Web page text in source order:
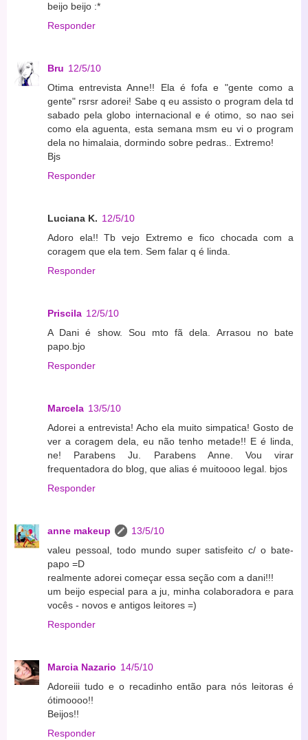
beijo beijo :*
Responder
Bru 12/5/10
Otima entrevista Anne!! Ela é fofa e "gente como a
gente" rsrsr adorei! Sabe q eu assisto o program dela td
sabado pela globo internacional e é otimo, so nao sei
como ela aguenta, esta semana msm eu vi o program
dela no himalaia, dormindo sobre pedras.. Extremo!
Bjs
Responder
Luciana K. 12/5/10
Adoro ela!! Tb vejo Extremo e fico chocada com a
coragem que ela tem. Sem falar q é linda.
Responder
Priscila 12/5/10
A Dani é show. Sou mto fã dela. Arrasou no bate
papo.bjo
Responder
Marcela 13/5/10
Adorei a entrevista! Acho ela muito simpatica! Gosto de
ver a coragem dela, eu não tenho metade!! E é linda,
ne! Parabens Ju. Parabens Anne. Vou virar
frequentadora do blog, que alias é muitoooo legal. bjos
Responder
anne makeup
13/5/10
valeu pessoal, todo mundo super satisfeito c/ o bate-
papo =D
realmente adorei começar essa seção com a dani!!!
um beijo especial para a ju, minha colaboradora e para
vocês - novos e antigos leitores =)
Responder
Marcia Nazario 14/5/10
Adoreiii tudo e o recadinho então para nós leitoras é
ótimoooo!!
Beijos!!
Responder